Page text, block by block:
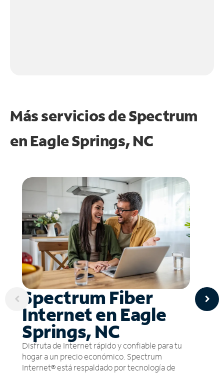
Más servicios de Spectrum
en Eagle Springs, NC
Spectrum Fiber
Internet en Eagle
Springs, NC
Disfruta de Internet rápido y confiable para tu
hogar a un precio económico. Spectrum
Internet® está respaldado por tecnología de